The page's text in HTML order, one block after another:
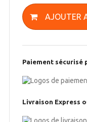
AJOUTER
Paiement sécurisé
Livraison Express